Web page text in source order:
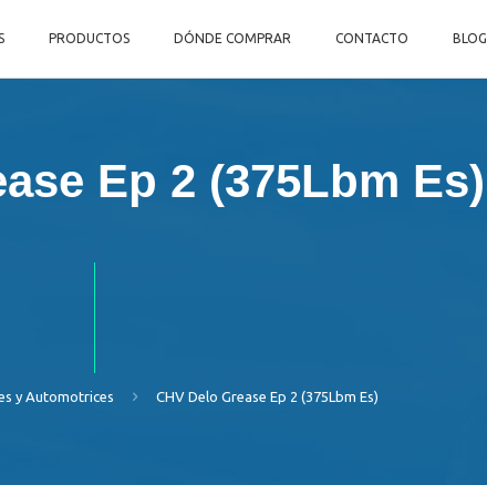
PRODUCTOS DÓNDE COMPRAR CONTACTO BLOG
Ep 2 (375Lbm Es)
y Automotrices CHV Delo Grease Ep 2 (375Lbm Es)